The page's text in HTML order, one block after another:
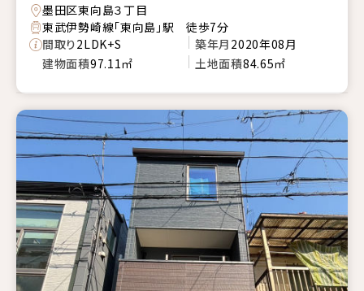
墨田区東向島３丁目
東武伊勢崎線「東向島」駅 徒歩7分
間取り2LDK+S 築年月 2020年08月
建物面積97.11㎡ 土地面積84.65㎡